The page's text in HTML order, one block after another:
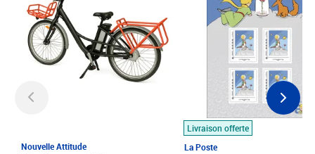
Nouvelle Attitude
Livraison offerte
La Poste